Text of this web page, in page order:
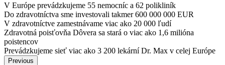
V Európe prevádzkujeme 55 nemocníc a 62 polikliník
Do zdravotníctva sme investovali takmer 600 000 000 EUR
V zdravotníctve zamestnávame viac ako 20 000 ľudí
Zdravotná poisťovňa Dôvera sa stará o viac ako 1,6 milióna
poistencov
Prevádzkujeme sieť viac ako 3 200 lekární Dr. Max v celej Európe
Previous